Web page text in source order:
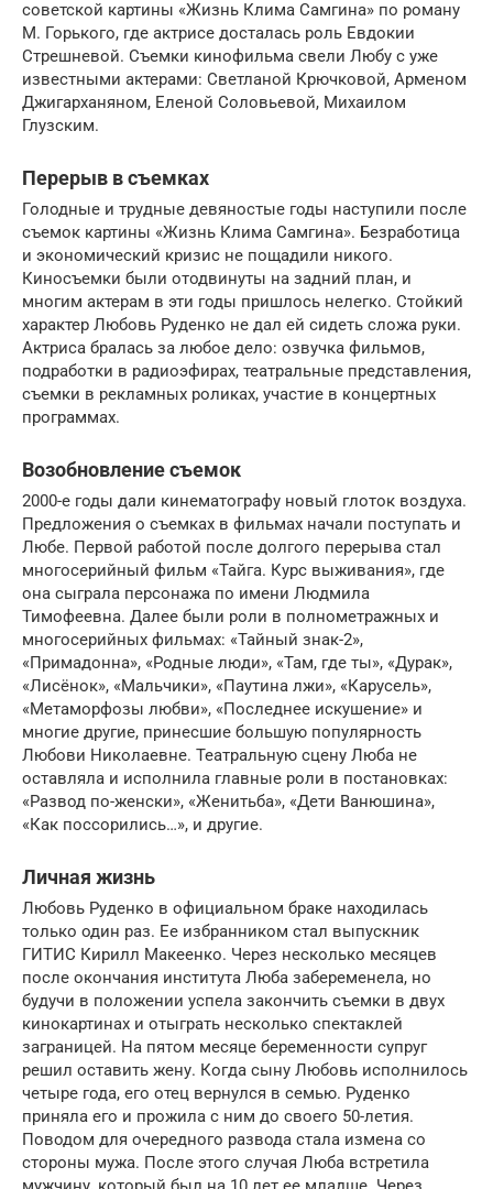
советской картины «Жизнь Клима Самгина» по роману
М. Горького, где актрисе досталась роль Евдокии
Стрешневой. Съемки кинофильма свели Любу с уже
известными актерами: Светланой Крючковой, Арменом
Джигарханяном, Еленой Соловьевой, Михаилом
Глузским.
Перерыв в съемках
Голодные и трудные девяностые годы наступили после
съемок картины «Жизнь Клима Самгина». Безработица
и экономический кризис не пощадили никого.
Киносъемки были отодвинуты на задний план, и
многим актерам в эти годы пришлось нелегко. Стойкий
характер Любовь Руденко не дал ей сидеть сложа руки.
Актриса бралась за любое дело: озвучка фильмов,
подработки в радиоэфирах, театральные представления,
съемки в рекламных роликах, участие в концертных
программах.
Возобновление съемок
2000-е годы дали кинематографу новый глоток воздуха.
Предложения о съемках в фильмах начали поступать и
Любе. Первой работой после долгого перерыва стал
многосерийный фильм «Тайга. Курс выживания», где
она сыграла персонажа по имени Людмила
Тимофеевна. Далее были роли в полнометражных и
многосерийных фильмах: «Тайный знак-2»,
«Примадонна», «Родные люди», «Там, где ты», «Дурак»,
«Лисёнок», «Мальчики», «Паутина лжи», «Карусель»,
«Метаморфозы любви», «Последнее искушение» и
многие другие, принесшие большую популярность
Любови Николаевне. Театральную сцену Люба не
оставляла и исполнила главные роли в постановках:
«Развод по-женски», «Женитьба», «Дети Ванюшина»,
«Как поссорились…», и другие.
Личная жизнь
Любовь Руденко в официальном браке находилась
только один раз. Ее избранником стал выпускник
ГИТИС Кирилл Макеенко. Через несколько месяцев
после окончания института Люба забеременела, но
будучи в положении успела закончить съемки в двух
кинокартинах и отыграть несколько спектаклей
заграницей. На пятом месяце беременности супруг
решил оставить жену. Когда сыну Любовь исполнилось
четыре года, его отец вернулся в семью. Руденко
приняла его и прожила с ним до своего 50-летия.
Поводом для очередного развода стала измена со
стороны мужа. После этого случая Люба встретила